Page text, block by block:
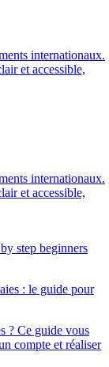
internationaux.
et accessible,
internationaux.
et accessible,
: le guide pour
? Ce guide vous
compte et réaliser